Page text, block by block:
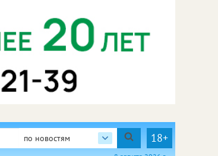
по новостям 18+